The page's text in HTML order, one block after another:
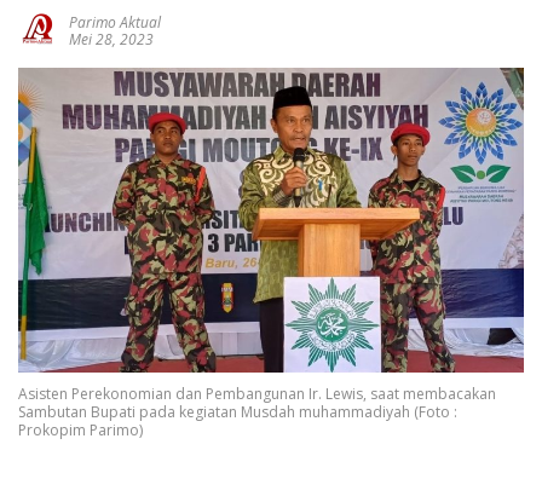
Parimo Aktual
Mei 28, 2023
Asisten Perekonomian dan Pembangunan Ir. Lewis, saat membacakan
Sambutan Bupati pada kegiatan Musdah muhammadiyah (Foto :
Prokopim Parimo)